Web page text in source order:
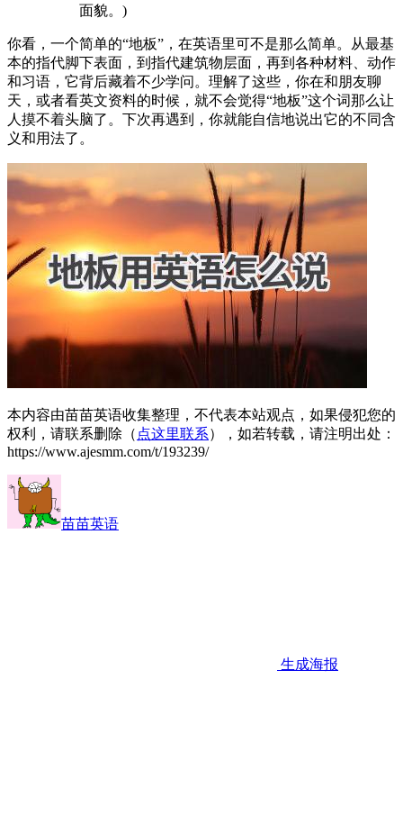
面貌。)
你看，一个简单的“地板”，在英语里可不是那么简单。从最基
本的指代脚下表面，到指代建筑物层面，再到各种材料、动作
和习语，它背后藏着不少学问。理解了这些，你在和朋友聊
天，或者看英文资料的时候，就不会觉得“地板”这个词那么让
人摸不着头脑了。下次再遇到，你就能自信地说出它的不同含
义和用法了。
本内容由苗苗英语收集整理，不代表本站观点，如果侵犯您的
权利，请联系删除（ 点这里联系），如若转载，请注明出处：
https://www.ajesmm.com/t/193239/
苗苗英语
生成海报